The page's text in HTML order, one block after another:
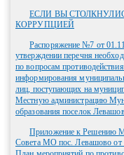
ЕСЛИ ВЫ
КОРРУПЦИЕЙ
Распоряжение №7 от
утверждении перечня
по вопросам
информирования
лиц, поступающих на
Местную администрацию
образования поселок
Приложение к Решению
Совета МО пос. Левашово